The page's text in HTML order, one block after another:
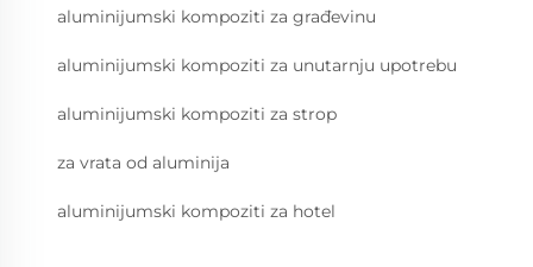
aluminijumski kompoziti za građevinu
aluminijumski kompoziti za unutarnju upotrebu
aluminijumski kompoziti za strop
za vrata od aluminija
aluminijumski kompoziti za hotel